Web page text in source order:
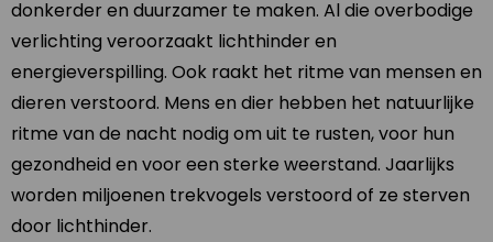
donkerder en duurzamer te maken. Al die overbodige
verlichting veroorzaakt lichthinder en
energieverspilling. Ook raakt het ritme van mensen en
dieren verstoord. Mens en dier hebben het natuurlijke
ritme van de nacht nodig om uit te rusten, voor hun
gezondheid en voor een sterke weerstand. Jaarlijks
worden miljoenen trekvogels verstoord of ze sterven
door lichthinder.